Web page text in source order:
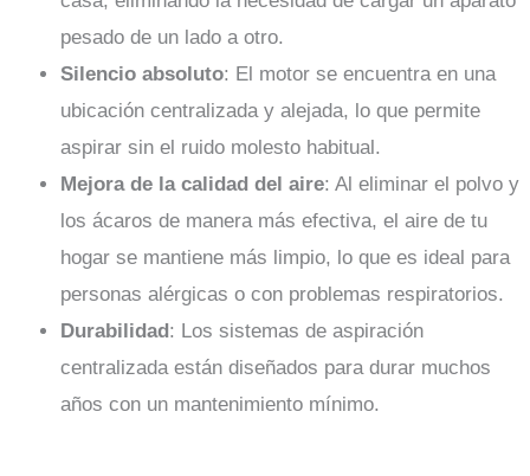
pesado de un lado a otro.
Silencio absoluto: El motor se encuentra en una
ubicación centralizada y alejada, lo que permite
aspirar sin el ruido molesto habitual.
Mejora de la calidad del aire: Al eliminar el polvo y
los ácaros de manera más efectiva, el aire de tu
hogar se mantiene más limpio, lo que es ideal para
personas alérgicas o con problemas respiratorios.
Durabilidad: Los sistemas de aspiración
centralizada están diseñados para durar muchos
años con un mantenimiento mínimo.